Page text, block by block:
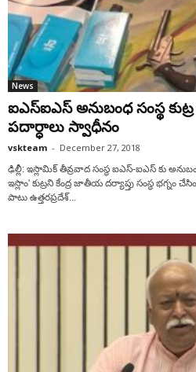
News
ఐఎస్ఐఎస్ అనుబంధ సంస్థ
పదార్ధాలు స్వాధీనం
vskteam - December 27, 2018
ఢిల్లీ: ఇస్లామిక్ తీవ్రవాద సంస్థ ఐఎస్-ఐఎస్ కు
ఇస్లాం' కుట్రని కేంద్ర జాతీయ దర్యాప్తు సంస్థ భగ్నం
పాటు ఉత్తరప్రదేశ్...